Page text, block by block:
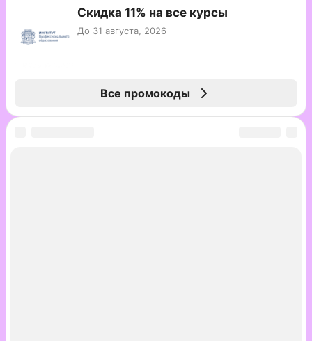
Скидка 11% на все курсы
До 31 августа, 2026
Все промокоды